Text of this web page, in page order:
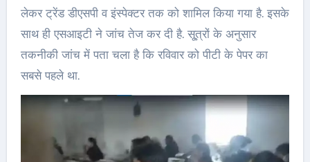
लेकर ट्रेंड डीएसपी व इंस्पेक्टर तक को शामिल किया गया है. इसके
साथ ही एसआइटी ने जांच तेज कर दी है. सू्त्रों के अनुसार
तकनीकी जांच में पता चला है कि रविवार को पीटी के पेपर का
सबसे पहले था.